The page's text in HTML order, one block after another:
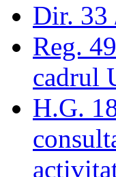
Dir. 33
Reg.
cadrul
H.G.